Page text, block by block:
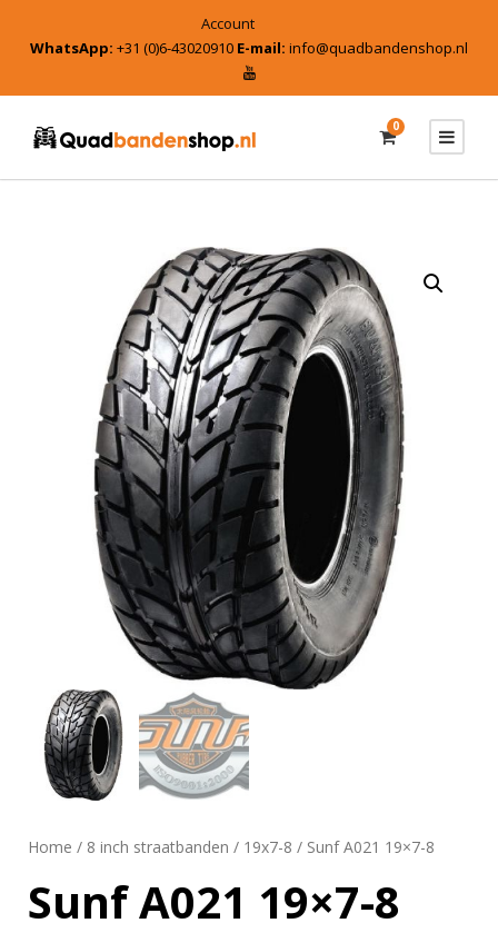
Account
WhatsApp: +31 (0)6-43020910 E-mail: info@quadbandenshop.nl
0
Home / 8 inch straatbanden / 19x7-8 / Sunf A021 19×7-8
Sunf A021 19×7-8